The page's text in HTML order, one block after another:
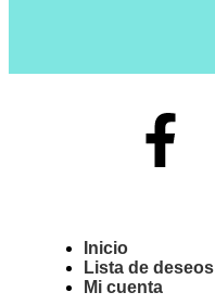
Inicio
Lista de deseos
Mi cuenta